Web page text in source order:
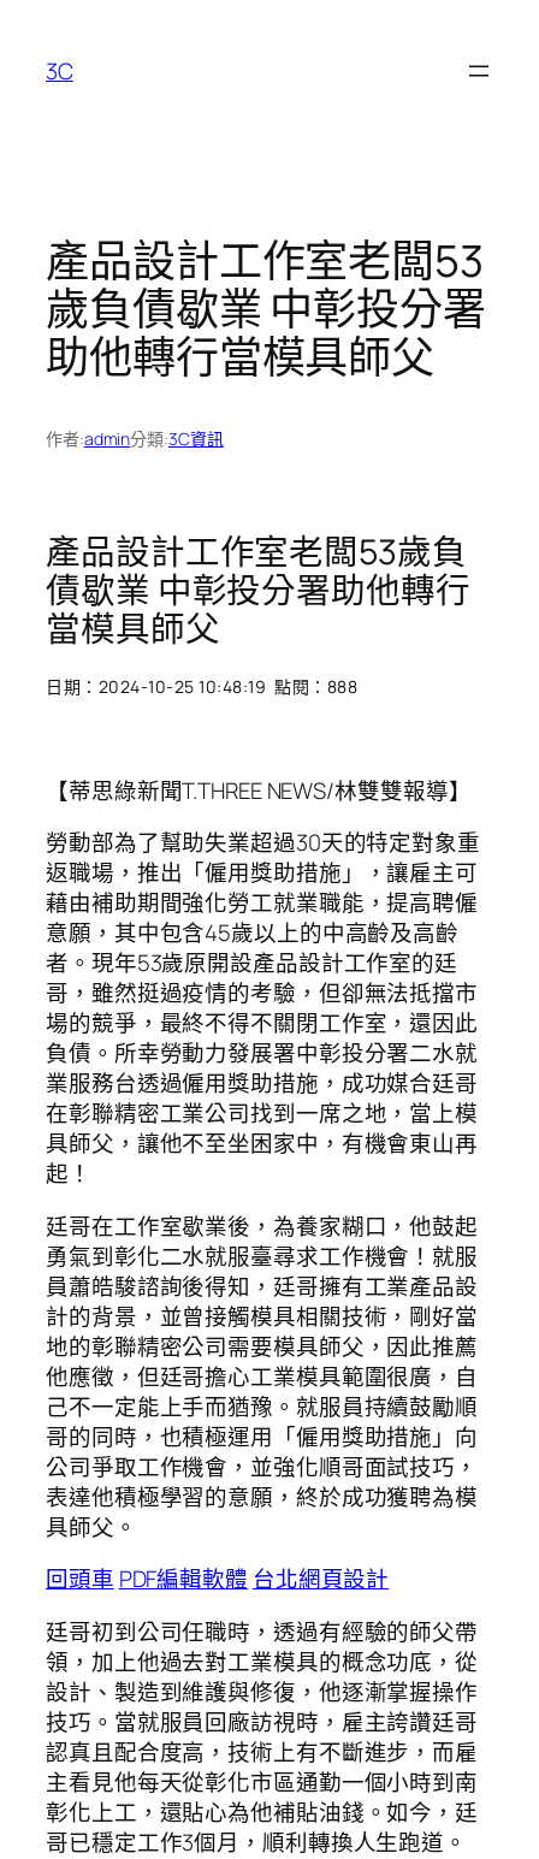
3C
產品設計工作室老闆53
歲負債歇業 中彰投分署
助他轉行當模具師父
作者:admin分類:3C資訊
產品設計工作室老闆53歲負
債歇業 中彰投分署助他轉行
當模具師父
日期：2024-10-25 10:48:19 點閱：888
【蒂思綠新聞T.THREE NEWS/林雙雙報導】
勞動部為了幫助失業超過30天的特定對象重
返職場，推出「僱用獎助措施」，讓雇主可
藉由補助期間強化勞工就業職能，提高聘僱
意願，其中包含45歲以上的中高齡及高齡
者。現年53歲原開設產品設計工作室的廷
哥，雖然挺過疫情的考驗，但卻無法抵擋市
場的競爭，最終不得不關閉工作室，還因此
負債。所幸勞動力發展署中彰投分署二水就
業服務台透過僱用獎助措施，成功媒合廷哥
在彰聯精密工業公司找到一席之地，當上模
具師父，讓他不至坐困家中，有機會東山再
起！
廷哥在工作室歇業後，為養家糊口，他鼓起
勇氣到彰化二水就服臺尋求工作機會！就服
員蕭皓駿諮詢後得知，廷哥擁有工業產品設
計的背景，並曾接觸模具相關技術，剛好當
地的彰聯精密公司需要模具師父，因此推薦
他應徵，但廷哥擔心工業模具範圍很廣，自
己不一定能上手而猶豫。就服員持續鼓勵順
哥的同時，也積極運用「僱用獎助措施」向
公司爭取工作機會，並強化順哥面試技巧，
表達他積極學習的意願，終於成功獲聘為模
具師父。
回頭車 PDF編輯軟體 台北網頁設計
廷哥初到公司任職時，透過有經驗的師父帶
領，加上他過去對工業模具的概念功底，從
設計、製造到維護與修復，他逐漸掌握操作
技巧。當就服員回廠訪視時，雇主誇讚廷哥
認真且配合度高，技術上有不斷進步，而雇
主看見他每天從彰化市區通勤一個小時到南
彰化上工，還貼心為他補貼油錢。如今，廷
哥已穩定工作3個月，順利轉換人生跑道。